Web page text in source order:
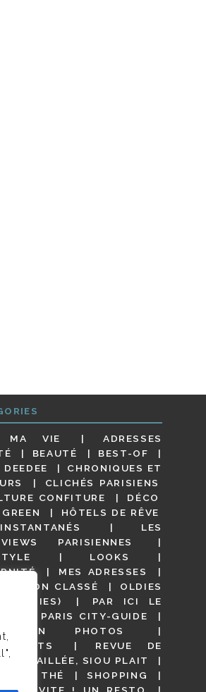
MA VIE
ADRESSES
BEAUTÉ
BEST-OF
DEEDEE
CHRONIQUES ET
CLICHÉS PARISIENS
CONFITURE
DÉCO
HÔTELS DE RÊVE
INSTANTANÉS
LES
PARISIENNES
LOOKS
MES ADRESSES
NON CLASSÉ
OLDIES
GOODIES)
PAR ICI LE
!
PARIS CITY-GUIDE
EN PHOTOS
REVUE DE
DÉTAILLÉE, SIOU PLAIT
DE THÉ
SHOPPING
VITE ! UN RESTO